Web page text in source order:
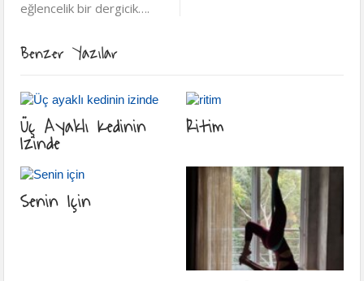
eğlencelik bir dergicik….
Benzer Yazılar
Üç Ayaklı Kedinin
Izinde
Ritim
Senin Için